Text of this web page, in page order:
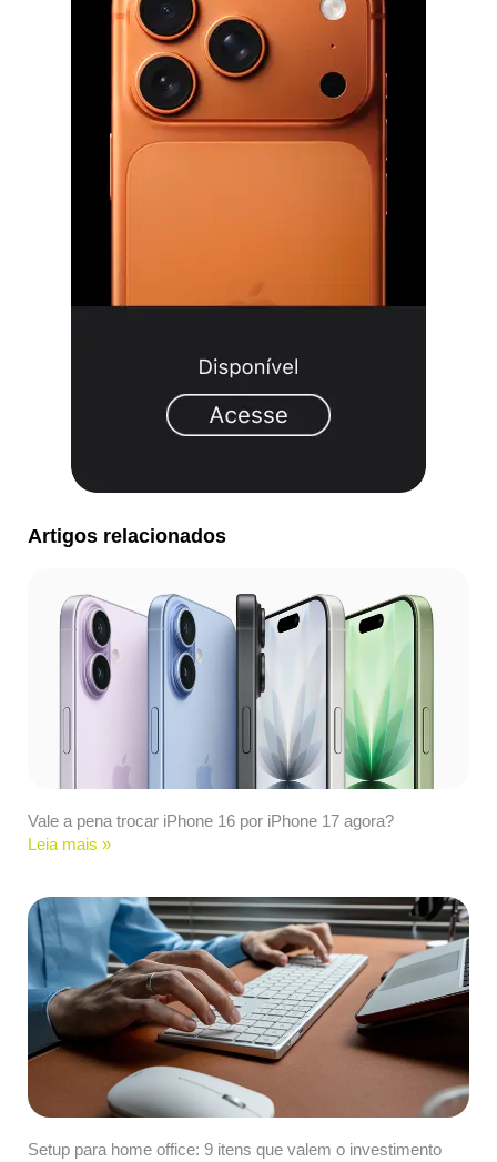
Artigos relacionados
Vale a pena trocar iPhone 16 por iPhone 17 agora?
Leia mais »
Setup para home office: 9 itens que valem o investimento